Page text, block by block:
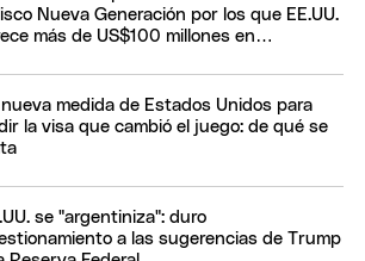
Nueva Generación por los que EE.UU.
más de US$100 millones en
nueva medida de Estados Unidos para
la visa que cambió el juego: de qué se
se "argentiniza": duro
a las sugerencias de Trump